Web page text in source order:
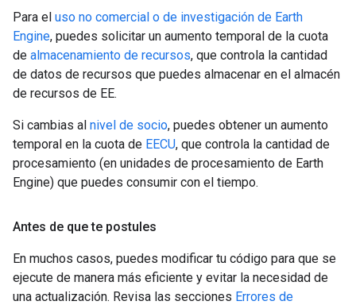
Para el uso no comercial o de investigación de Earth
Engine, puedes solicitar un aumento temporal de la cuota
de almacenamiento de recursos, que controla la cantidad
de datos de recursos que puedes almacenar en el almacén
de recursos de EE.
Si cambias al nivel de socio, puedes obtener un aumento
temporal en la cuota de EECU, que controla la cantidad de
procesamiento (en unidades de procesamiento de Earth
Engine) que puedes consumir con el tiempo.
Antes de que te postules
En muchos casos, puedes modificar tu código para que se
ejecute de manera más eficiente y evitar la necesidad de
una actualización. Revisa las secciones Errores de